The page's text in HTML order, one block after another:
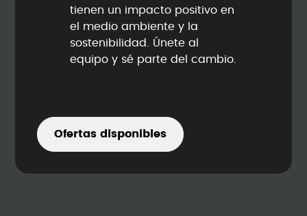
tienen un impacto positivo en
el medio ambiente y la
sostenibilidad. Únete al
equipo y sé parte del cambio.
Ofertas disponibles